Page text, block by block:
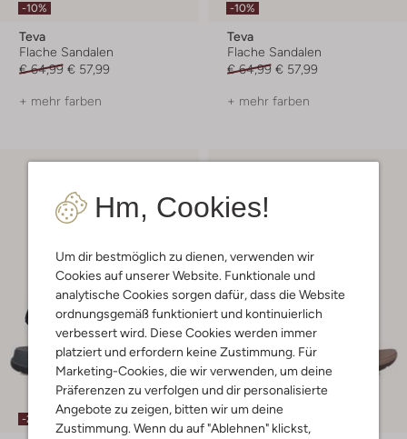
Hm, Cookies!
Um dir bestmöglich zu dienen, verwenden wir
Cookies auf unserer Website. Funktionale und
analytische Cookies sorgen dafür, dass die Website
ordnungsgemäß funktioniert und kontinuierlich
verbessert wird. Diese Cookies werden immer
platziert und erfordern keine Zustimmung. Für
Marketing-Cookies, die wir verwenden, um deine
Präferenzen zu verfolgen und dir personalisierte
Angebote zu zeigen, bitten wir um deine
Zustimmung. Wenn du auf "Ablehnen" klickst,
-10%
Teva
Flache Sandalen
€ 64,99 € 57,99
+ mehr farben
-10%
Teva
Flache Sandalen
€ 64,99 € 57,99
+ mehr farben
-20%
Letzter Artikel